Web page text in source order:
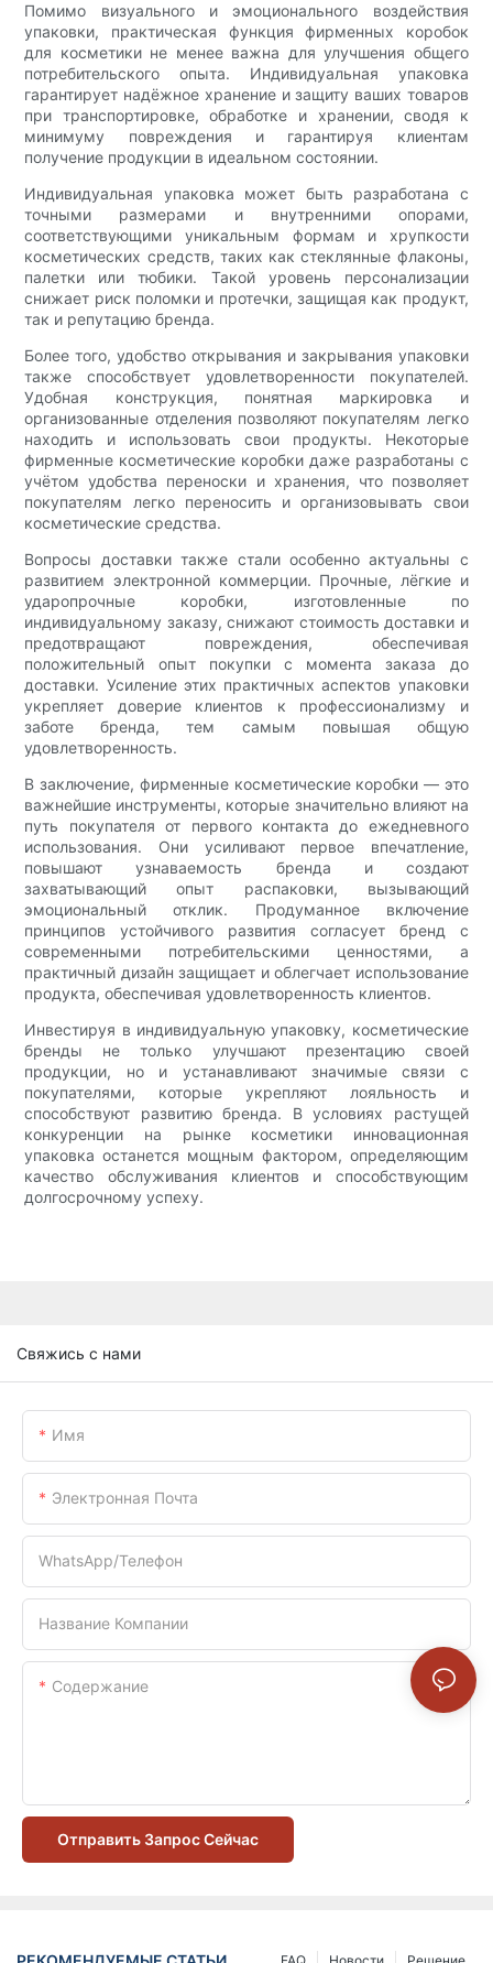
Помимо визуального и эмоционального воздействия
упаковки, практическая функция фирменных коробок
для косметики не менее важна для улучшения общего
потребительского опыта. Индивидуальная упаковка
гарантирует надёжное хранение и защиту ваших товаров
при транспортировке, обработке и хранении, сводя к
минимуму повреждения и гарантируя клиентам
получение продукции в идеальном состоянии.
Индивидуальная упаковка может быть разработана с
точными размерами и внутренними опорами,
соответствующими уникальным формам и хрупкости
косметических средств, таких как стеклянные флаконы,
палетки или тюбики. Такой уровень персонализации
снижает риск поломки и протечки, защищая как продукт,
так и репутацию бренда.
Более того, удобство открывания и закрывания упаковки
также способствует удовлетворенности покупателей.
Удобная конструкция, понятная маркировка и
организованные отделения позволяют покупателям легко
находить и использовать свои продукты. Некоторые
фирменные косметические коробки даже разработаны с
учётом удобства переноски и хранения, что позволяет
покупателям легко переносить и организовывать свои
косметические средства.
Вопросы доставки также стали особенно актуальны с
развитием электронной коммерции. Прочные, лёгкие и
ударопрочные коробки, изготовленные по
индивидуальному заказу, снижают стоимость доставки и
предотвращают повреждения, обеспечивая
положительный опыт покупки с момента заказа до
доставки. Усиление этих практичных аспектов упаковки
укрепляет доверие клиентов к профессионализму и
заботе бренда, тем самым повышая общую
удовлетворенность.
В заключение, фирменные косметические коробки — это
важнейшие инструменты, которые значительно влияют на
путь покупателя от первого контакта до ежедневного
использования. Они усиливают первое впечатление,
повышают узнаваемость бренда и создают
захватывающий опыт распаковки, вызывающий
эмоциональный отклик. Продуманное включение
принципов устойчивого развития согласует бренд с
современными потребительскими ценностями, а
практичный дизайн защищает и облегчает использование
продукта, обеспечивая удовлетворенность клиентов.
Инвестируя в индивидуальную упаковку, косметические
бренды не только улучшают презентацию своей
продукции, но и устанавливают значимые связи с
покупателями, которые укрепляют лояльность и
способствуют развитию бренда. В условиях растущей
конкуренции на рынке косметики инновационная
упаковка останется мощным фактором, определяющим
качество обслуживания клиентов и способствующим
долгосрочному успеху.
Свяжись с нами
Имя
Электронная Почта
WhatsApp/телефон
Название Компании
Содержание
Отправить Запрос Сейчас